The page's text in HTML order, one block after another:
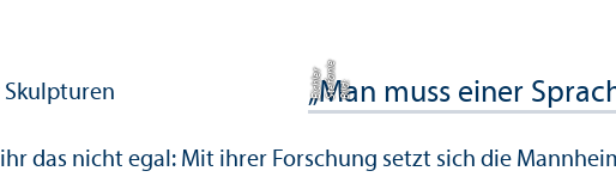
Bil
d:
S
t
e
f
a
nieEi
c
hl
e
r
„Man muss einer
das nicht egal: Mit ihrer Forschung setzt sich die